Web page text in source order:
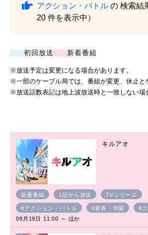
アクション・バトル の 検索結
20 件を表示中）
初回放送 新着番組
※放送予定は変更になる場合があります。
※一部のケーブル局では、番組が変更、休止と
※放送話数表記は地上波放送時と一致しない場
キルアオ
新着番組 1話から放送 TVシリーズ
#アクション・バトル #青春・学園
#
09月19日 11:00 ～ ほか